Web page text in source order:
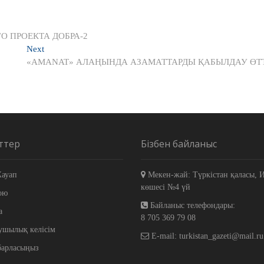
ПРОЕКТА ДОБРА-2
NextNext
post:
«AMANAT» АЛАҢЫНДА АЗАМАТТАРДЫ ҚАБЫЛДАУ
келісім
Бізбен байланыс
Мекен-жай: Түркістан қаласы,
көшесі №4 үй
Байланыс телефондары:
8 705 369 79 08
E-mail: turkistan_gazeti@mail.ru